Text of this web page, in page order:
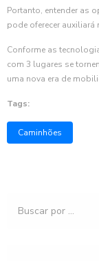
Portanto, entender as
pode oferecer
Conforme as
com 3 lugares se
uma nova era de
Tags:
Caminhões